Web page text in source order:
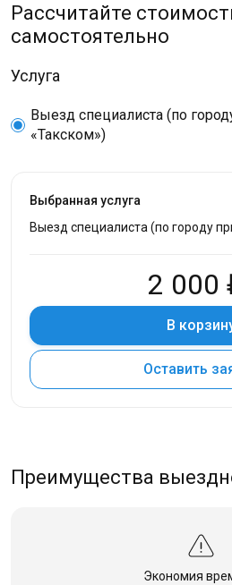
Рассчитайте
самостоятельно
Услуга
Выезд специалиста (по
«Такском»)
Выбранная услуга
Выезд специалиста (по городу
2 000
В
Оставить
Преимущества
Экономия